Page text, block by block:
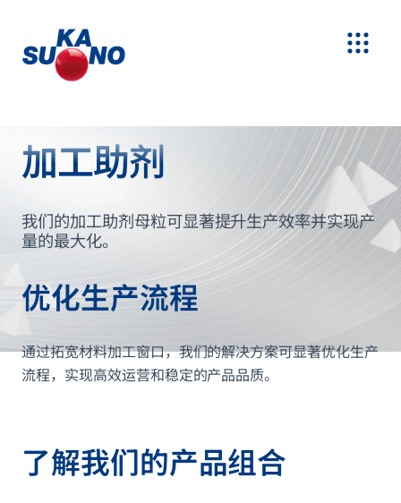
加工助剂
我们的加工助剂母粒可显著提升生产效率并实现产
量的最大化。
优化生产流程
通过拓宽材料加工窗口，我们的解决方案可显著优化生产
流程，实现高效运营和稳定的产品品质。
了解我们的产品组合